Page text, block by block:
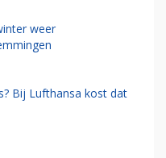
weer
Bij Lufthansa kost dat